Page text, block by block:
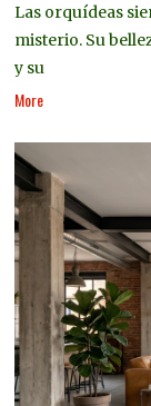
Las orquídeas
misterio. Su
y su
More